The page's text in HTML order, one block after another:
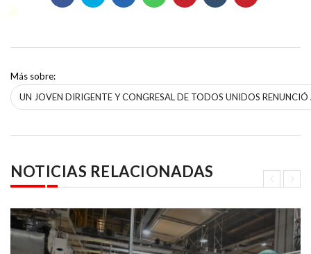
Más sobre:
UN JOVEN DIRIGENTE Y CONGRESAL DE TODOS UNIDOS
NOTICIAS RELACIONADAS